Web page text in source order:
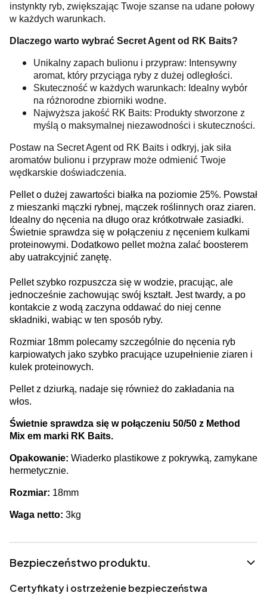
instynkty ryb, zwiększając Twoje szanse na udane połowy
w każdych warunkach.
Dlaczego warto wybrać Secret Agent od RK Baits?
Unikalny zapach bulionu i przypraw: Intensywny
aromat, który przyciąga ryby z dużej odległości.
Skuteczność w każdych warunkach: Idealny wybór
na różnorodne zbiorniki wodne.
Najwyższa jakość RK Baits: Produkty stworzone z
myślą o maksymalnej niezawodności i skuteczności.
Postaw na Secret Agent od RK Baits i odkryj, jak siła
aromatów bulionu i przypraw może odmienić Twoje
wędkarskie doświadczenia.
Pellet o dużej zawartości białka na poziomie 25%. Powstał
z mieszanki mączki rybnej, mączek roślinnych oraz ziaren.
Idealny do nęcenia na długo oraz krótkotrwałe zasiadki.
Świetnie sprawdza się w połączeniu z nęceniem kulkami
proteinowymi. Dodatkowo pellet można zalać boosterem
aby uatrakcyjnić zanętę.
Pellet szybko rozpuszcza się w wodzie, pracując, ale
jednocześnie zachowując swój kształt. Jest twardy, a po
kontakcie z wodą zaczyna oddawać do niej cenne
składniki, wabiąc w ten sposób ryby.
Rozmiar 18mm polecamy szczególnie do nęcenia ryb
karpiowatych jako szybko pracujące uzupełnienie ziaren i
kulek proteinowych.
Pellet z dziurką, nadaje się również do zakładania na
włos.
Świetnie sprawdza się w połączeniu 50/50 z Method
Mix em marki RK Baits.
Opakowanie: Wiaderko plastikowe z pokrywką, zamykane
hermetycznie.
Rozmiar: 18mm
Waga netto: 3kg
Bezpieczeństwo produktu.
Certyfikaty i ostrzeżenie bezpieczeństwa